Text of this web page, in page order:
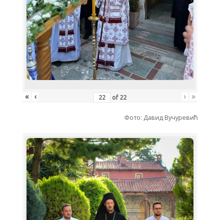
« ‹ of 22 › »
Фото: Давид Вучуревић